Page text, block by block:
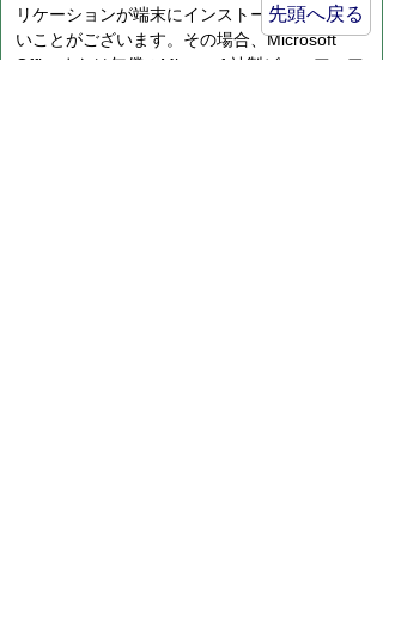
リケーションが端末にインストールされていな
いことがございます。その場合、Microsoft
Officeまたは無償のMicrosoft社製ビューアーア
先頭へ戻る